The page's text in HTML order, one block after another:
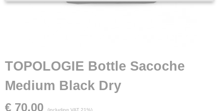
TOPOLOGIE Bottle Sacoche
Medium Black Dry
€ 70,00 (including VAT 21%)